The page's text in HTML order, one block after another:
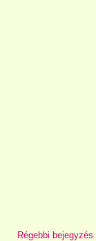
Régebbi bejegyzés